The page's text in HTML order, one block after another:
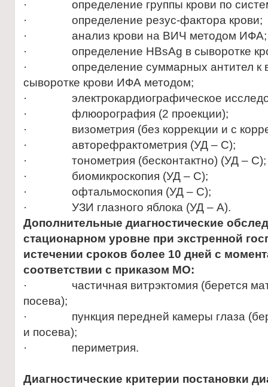
· определение группы крови по
· определение резус-фактора крови;
· анализ крови на ВИЧ методом ИФА;
· определение HBsAg в сыворотке
· определение суммарных антител к
сыворотке крови ИФА методом;
· электрокардиографическое
· флюорография (2 проекции);
· визометрия (без коррекции и с
· авторефрактометрия (УД – С);
· тонометрия (бесконтактно) (УД – С);
· биомикроскопия (УД – С);
· офтальмоскопия (УД – С);
· УЗИ глазного яблока (УД – А).
Дополнительные диагностические
стационарном уровне при экстренной
истечении сроков более 10 дней с
соответствии с приказом МО:
· частичная витрэктомия (берется
посева);
· пункция передней камеры глаза
и посева);
· периметрия.
Диагностические критерии постановки